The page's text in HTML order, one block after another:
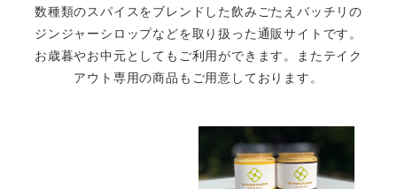
数種類のスパイスをブレンドした飲みごたえバッチリの
ジンジャーシロップなどを取り扱った通販サイトです。
お歳暮やお中元としてもご利用ができます。またテイク
アウト専用の商品もご用意しております。